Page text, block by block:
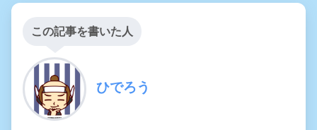
この記事を書いた人
ひでろう